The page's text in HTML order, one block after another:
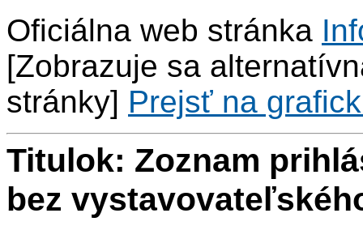
Oficiálna web stránka
[Zobrazuje sa
stránky] Prejsť na
Titulok: Zoznam
bez